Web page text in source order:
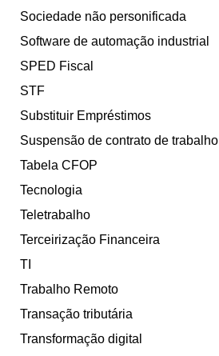
Sociedade não personificada
Software de automação industrial
SPED Fiscal
STF
Substituir Empréstimos
Suspensão de contrato de trabalho
Tabela CFOP
Tecnologia
Teletrabalho
Terceirização Financeira
TI
Trabalho Remoto
Transação tributária
Transformação digital